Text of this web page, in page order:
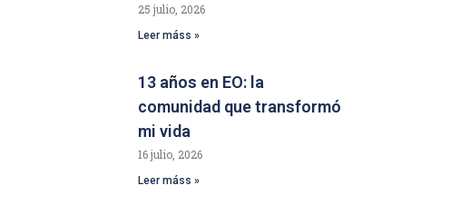
25 julio, 2026
Leer máss »
13 años en EO: la
comunidad que transformó
mi vida
16 julio, 2026
Leer máss »